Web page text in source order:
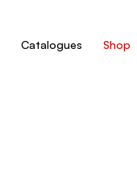
Catalogues Shop